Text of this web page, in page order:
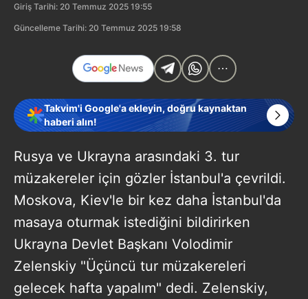
Giriş Tarihi: 20 Temmuz 2025 19:55
Güncelleme Tarihi: 20 Temmuz 2025 19:58
Takvim'i Google'a ekleyin, doğru kaynaktan
haberi alın!
Rusya ve Ukrayna arasındaki 3. tur
müzakereler için gözler İstanbul'a çevrildi.
Moskova, Kiev'le bir kez daha İstanbul'da
masaya oturmak istediğini bildirirken
Ukrayna Devlet Başkanı Volodimir
Zelenskiy "Üçüncü tur müzakereleri
gelecek hafta yapalım" dedi. Zelenskiy,